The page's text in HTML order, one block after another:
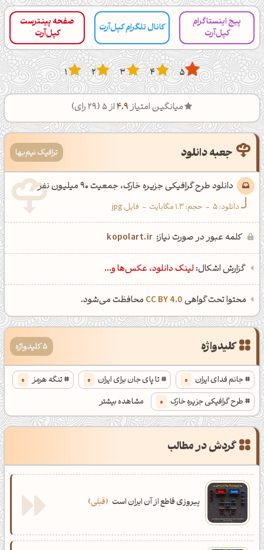
پیج اینستاگرام
کپل‌آرت
کانال تلگرام کپل‌آرت
صفحه پینترست
کپل‌آرت
5
4
3
2
1
میانگین امتیاز4.9از 5 ( 29رای)
جعبه دانلود ترافیک نیم‌بها
دانلود طرح گرافیکی جزیره خارک، جمعیت 90 میلیون نفر
دانلود:5
- حجم: 1.3 مگابایت - فایل jpg
کلمه عبور در صورت نیاز: kopolart.ir
گزارش اشکال: لینک دانلود، عکس‌ها و...
محتوا تحت گواهیCC BY 4.0 محافظت می‌شود.
کلیدواژه 5 کلیدواژه
جانم فدای ایران 0 تا پای جان برای ایران 0 تنگه هرمز 0
طرح گرافیکی جزیره خارک 0
مشاهده بیشتر
طرح گرافیکی سیاسی 0
گردش در مطالب
پیروزی قاطع از آن ایران است قبلی